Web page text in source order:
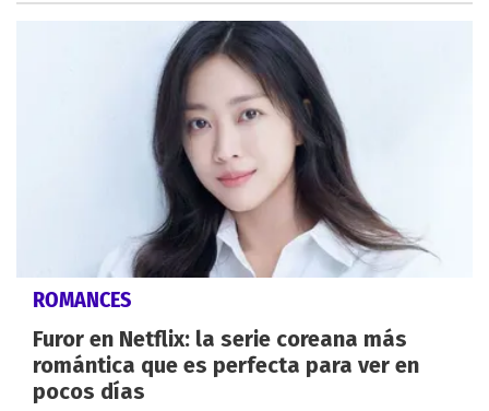
ROMANCES
Furor en Netflix: la serie coreana más
romántica que es perfecta para ver en
pocos días